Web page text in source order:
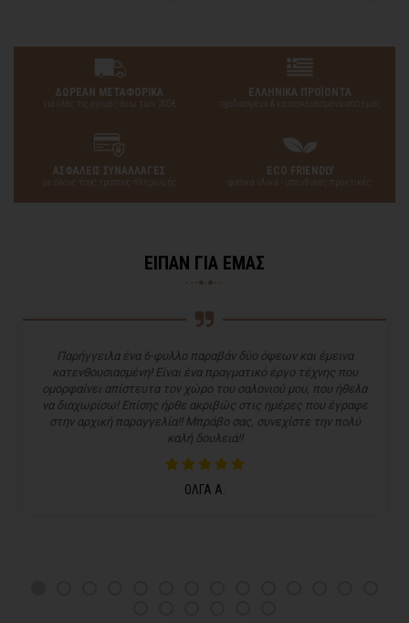
ΔΩΡΕΑΝ ΜΕΤΑΦΟΡΙΚΑ
για όλες τις αγορές άνω των 200€
ΕΛΛΗΝΙΚΑ ΠΡΟΪΟΝΤΑ
σχεδιασμένα & κατασκευασμένα από εμάς
ΑΣΦΑΛΕΙΣ ΣΥΝΑΛΛΑΓΕΣ
με όλους τους τρόπους πληρωμής
ECO FRIENDLY
φυσικά υλικά - υπεύθυνες πρακτικές
ΕΙΠΑΝ ΓΙΑ ΕΜΑΣ
Παρήγγειλα ένα 6-φυλλο παραβάν δύο όψεων και έμεινα
κατενθουσιασμένη! Είναι ένα πραγματικό έργο τέχνης που
ομορφαίνει απίστευτα τον χώρο του σαλονιού μου, που ήθελα
να διαχωρίσω! Επίσης ήρθε ακριβώς στις ημέρες που έγραφε
στην αρχική παραγγελία!! Μπράβο σας, συνεχίστε την πολύ
καλή δουλειά!!
ΟΛΓΑ Α.